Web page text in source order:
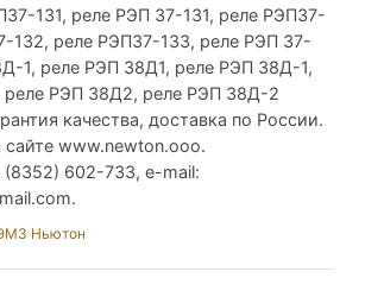
131, реле РЭП 37-131, реле РЭП37-
132, реле РЭП37-133, реле РЭП 37-
1, реле РЭП 38Д1, реле РЭП 38Д-1,
РЭП 38Д2, реле РЭП 38Д-2
качества, доставка по России.
www.newton.ooo.
(8352) 602-733, e-mail:
.
Ньютон